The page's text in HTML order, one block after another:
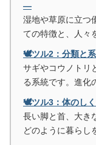
―
湿地や草原に立つ
ての特徴と、人々
🕊️ツル2：分類と
サギやコウノトリ
る系統です。進化
🕊️ツル3：体のし
長い脚と首、大き
どのように暮らし